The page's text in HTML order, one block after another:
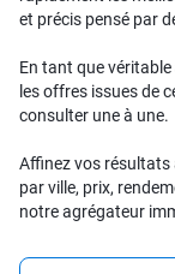
et précis pensé par
En tant que véritable
les offres issues de
consulter une à une.
Affinez vos résultats
par ville, prix,
notre agrégateur